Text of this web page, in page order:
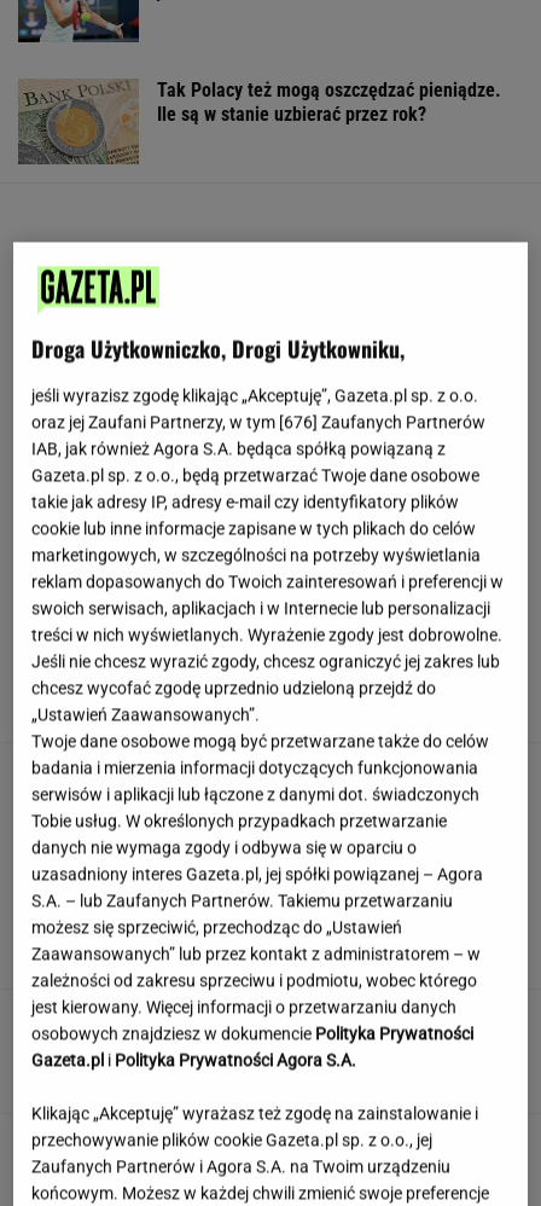
Tak Polacy też mogą oszczędzać pieniądze.
Ile są w stanie uzbierać przez rok?
Mandaryna ma problemy przed
"Tańcem z gwiazdami"? "Muszę okiełznać
garba"
Rozwiąż quiz filmowy. Czy rozpoznasz
najwybitniejsze aktorki PRL-u?
Bywa cierpki, ale warto dać mu szansę. Jelita
tylko na to czekają
Jedno przekonanie może utrudniać życie
osobom z astygmatyzmem. Zwłaszcza latem
MATERIAŁ PROMOCYJNY
Zarażają Polaków HIV, rosyjska
rakieta to ustawka. Tak Kreml podsyca
niechęć do Ukraińców
Droga Użytkowniczko, Drogi Użytkowniku,
jeśli wyrazisz zgodę klikając „Akceptuję”, Gazeta.pl sp. z o.o.
oraz jej Zaufani Partnerzy, w tym [676] Zaufanych Partnerów
IAB, jak również Agora S.A. będąca spółką powiązaną z
Gazeta.pl sp. z o.o., będą przetwarzać Twoje dane osobowe
takie jak adresy IP, adresy e-mail czy identyfikatory plików
cookie lub inne informacje zapisane w tych plikach do celów
marketingowych, w szczególności na potrzeby wyświetlania
reklam dopasowanych do Twoich zainteresowań i preferencji w
swoich serwisach, aplikacjach i w Internecie lub personalizacji
treści w nich wyświetlanych. Wyrażenie zgody jest dobrowolne.
Jeśli nie chcesz wyrazić zgody, chcesz ograniczyć jej zakres lub
chcesz wycofać zgodę uprzednio udzieloną przejdź do
„Ustawień Zaawansowanych”.
Twoje dane osobowe mogą być przetwarzane także do celów
badania i mierzenia informacji dotyczących funkcjonowania
serwisów i aplikacji lub łączone z danymi dot. świadczonych
Tobie usług. W określonych przypadkach przetwarzanie
danych nie wymaga zgody i odbywa się w oparciu o
uzasadniony interes Gazeta.pl, jej spółki powiązanej – Agora
S.A. – lub Zaufanych Partnerów. Takiemu przetwarzaniu
możesz się sprzeciwić, przechodząc do „Ustawień
Zaawansowanych” lub przez kontakt z administratorem – w
zależności od zakresu sprzeciwu i podmiotu, wobec którego
jest kierowany. Więcej informacji o przetwarzaniu danych
osobowych znajdziesz w dokumencie Polityka Prywatności
Gazeta.pl i Polityka Prywatności Agora S.A.
Klikając „Akceptuję” wyrażasz też zgodę na zainstalowanie i
przechowywanie plików cookie Gazeta.pl sp. z o.o., jej
Zaufanych Partnerów i Agora S.A. na Twoim urządzeniu
końcowym. Możesz w każdej chwili zmienić swoje preferencje